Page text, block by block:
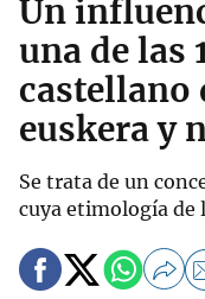
Un
una de las
castellano
euskera y
Se trata de un
cuya etimología de